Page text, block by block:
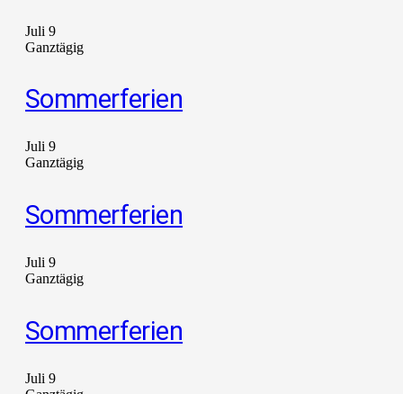
Juli 9
Ganztägig
Sommerferien
Juli 9
Ganztägig
Sommerferien
Juli 9
Ganztägig
Sommerferien
Juli 9